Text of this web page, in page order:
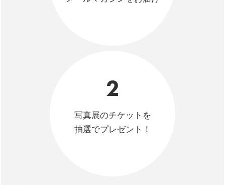
2
写真展のチケットを
抽選でプレゼント！